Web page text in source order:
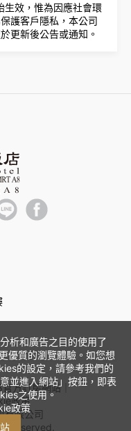
生效，惟為因應社會環
護客戶隱私，本公司
更新後公告或通知。
析和廣告之目的使用了
優質的瀏覽體驗。如您想
的設定，請參考我們的
並進入網站」按鈕，即表
之使用。
政策
方訂房網站｜
政策
有限公司
Reserved.